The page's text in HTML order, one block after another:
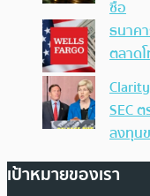
ซื้อ
ธนาค
ตลาด
SEC
ลงทุน
เป้าหมายของเรา